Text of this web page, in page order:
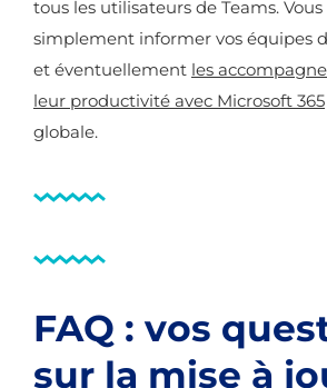
tous les utilisateurs de Teams.
simplement informer vos équipes
et éventuellement les
leur productivité avec Microsoft 365
globale.
FAQ : vos
sur la mise à